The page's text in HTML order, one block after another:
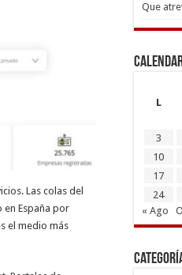
Las colas del
en España por
el medio más
Que
L
3
10
17
24
« Ago